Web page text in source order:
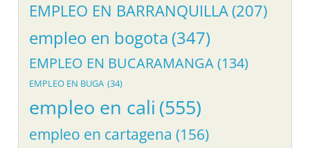
EMPLEO EN BARRANQUILLA(207)
empleo en bogota (347)
EMPLEO EN BUCARAMANGA(134)
EMPLEO EN BUGA (34)
empleo en cali (555)
empleo en cartagena (156)